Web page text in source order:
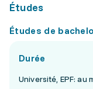
Études
Études de
Durée
Université, EPF: au